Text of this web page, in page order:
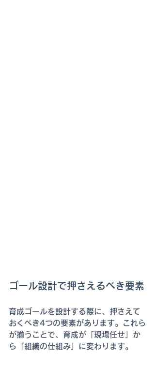
ゴール設計で押さえるべき要素
育成ゴールを設計する際に、押さえて
おくべき4つの要素があります。これら
が揃うことで、育成が「現場任せ」か
ら「組織の仕組み」に変わります。